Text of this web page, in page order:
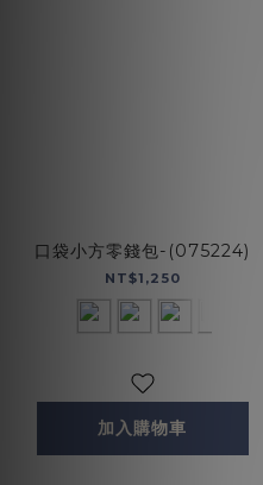
口袋小方零錢包-(075224)
NT$1,250
加入購物車